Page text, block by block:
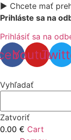
▶️ Chcete mať
Prihláste sa na
Prihlásiť sa na
Youtube
Vyhľadať
Zatvoriť
0.00 € Cart